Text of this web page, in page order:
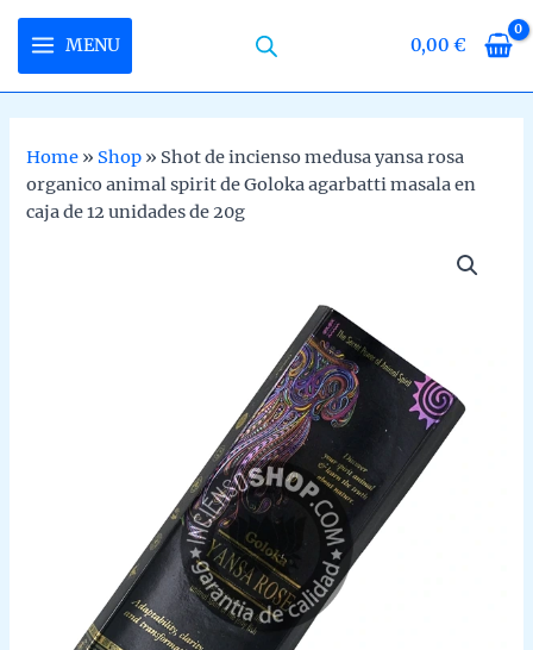
content
MENU 0,00€
Home » Shop » Shot de incienso medusa yansa rosa
organico animal spirit de Goloka agarbatti masala en
caja de 12 unidades de 20g